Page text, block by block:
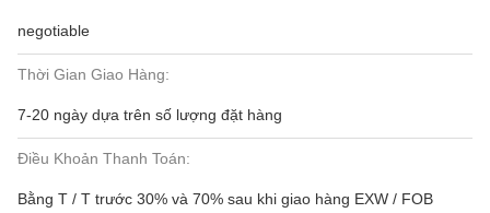
negotiable
Thời Gian Giao Hàng:
7-20 ngày dựa trên số lượng đặt hàng
Điều Khoản Thanh Toán:
Bằng T / T trước 30% và 70% sau khi giao hàng EXW / FOB